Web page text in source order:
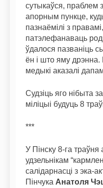
сутыкаўся, праблем
апорным пункце,
пазнаёмілі з
патэлефанаваць
ўдалося пазваніць
ён і што яму
медыкі аказалі
Судзіць яго нібыта
міліцыі будуць 8
***
У Пінску 8-га траўня
удзельнікам
салідарнасці з эка-
Пінчука Анатоля